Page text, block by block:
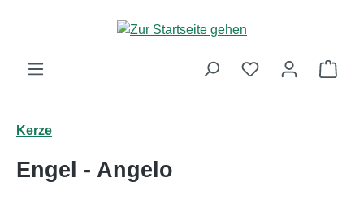
Zum Hauptinhalt springen
Kerze
Engel - Angelo